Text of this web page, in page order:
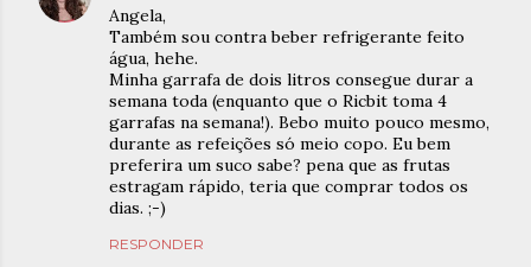
Angela,
Também sou contra beber refrigerante feito
água, hehe.
Minha garrafa de dois litros consegue durar a
semana toda (enquanto que o Ricbit toma 4
garrafas na semana!). Bebo muito pouco mesmo,
durante as refeições só meio copo. Eu bem
preferira um suco sabe? pena que as frutas
estragam rápido, teria que comprar todos os
dias. ;-)
RESPONDER